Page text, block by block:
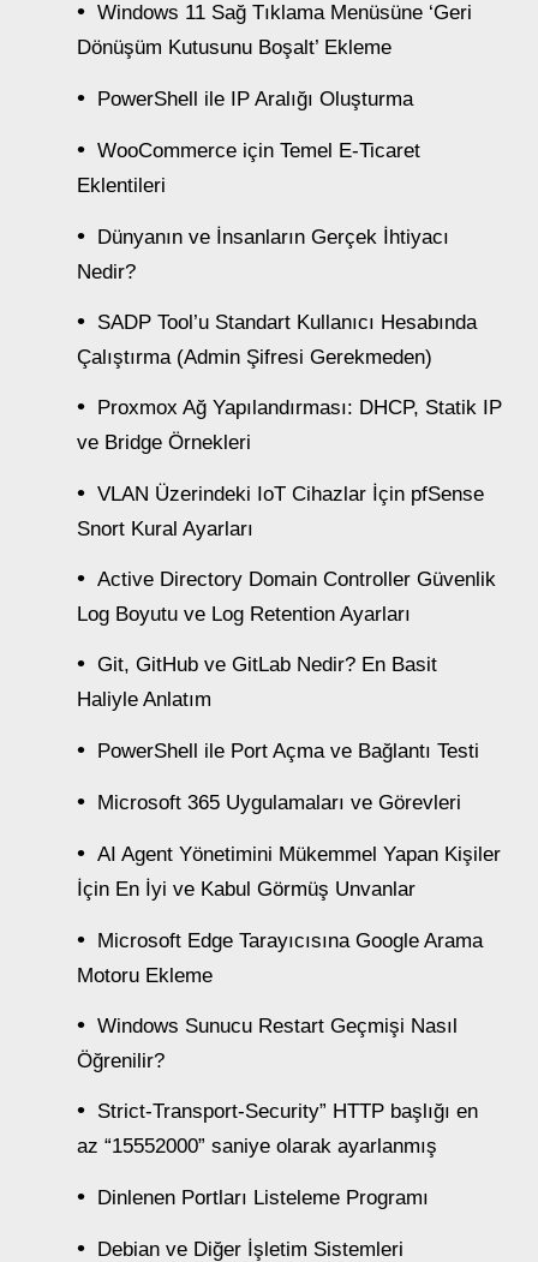
Windows 11 Sağ Tıklama Menüsüne ‘Geri
Dönüşüm Kutusunu Boşalt’ Ekleme
PowerShell ile IP Aralığı Oluşturma
WooCommerce için Temel E-Ticaret
Eklentileri
Dünyanın ve İnsanların Gerçek İhtiyacı
Nedir?
SADP Tool’u Standart Kullanıcı Hesabında
Çalıştırma (Admin Şifresi Gerekmeden)
Proxmox Ağ Yapılandırması: DHCP, Statik IP
ve Bridge Örnekleri
VLAN Üzerindeki IoT Cihazlar İçin pfSense
Snort Kural Ayarları
Active Directory Domain Controller Güvenlik
Log Boyutu ve Log Retention Ayarları
Git, GitHub ve GitLab Nedir? En Basit
Haliyle Anlatım
PowerShell ile Port Açma ve Bağlantı Testi
Microsoft 365 Uygulamaları ve Görevleri
AI Agent Yönetimini Mükemmel Yapan Kişiler
İçin En İyi ve Kabul Görmüş Unvanlar
Microsoft Edge Tarayıcısına Google Arama
Motoru Ekleme
Windows Sunucu Restart Geçmişi Nasıl
Öğrenilir?
Strict-Transport-Security” HTTP başlığı en
az “15552000” saniye olarak ayarlanmış
Dinlenen Portları Listeleme Programı
Debian ve Diğer İşletim Sistemleri